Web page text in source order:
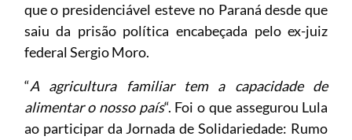
que o presidenciável esteve no Paraná desde que
saiu da prisão política encabeçada pelo ex-juiz
federal Sergio Moro.
“A agricultura familiar tem a capacidade de
alimentar o nosso país“. Foi o que assegurou Lula
ao participar da Jornada de Solidariedade: Rumo